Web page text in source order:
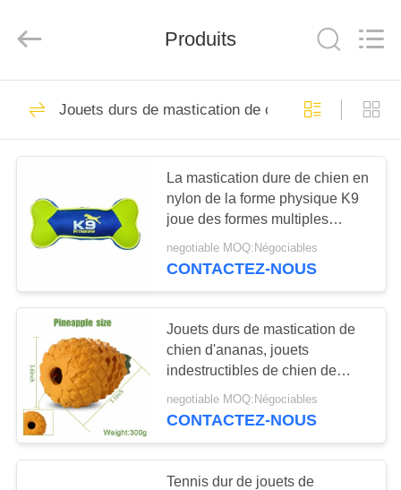
MAISON
PRODUITS
AU
SUJET
NOUS
VISITE
D'USINE
CONTRÔLE
DE
Rights
Reserved.
ECER
Laisse de harnais
de chien
Laisse en nylon de
chien
69
Produits
Jouets durs de mastication de chien
La mastication dure de chien en
nylon de la forme physique K9
joue des formes multiples
établies pour Chewers
negotiable MOQ:Négociables
CONTACTEZ-NOUS
Jouets durs de mastication de
chien d'ananas, jouets
indestructibles de chien de
catégorie comestible pour
Chewers agressif
negotiable MOQ:Négociables
CONTACTEZ-NOUS
Tennis dur de jouets de